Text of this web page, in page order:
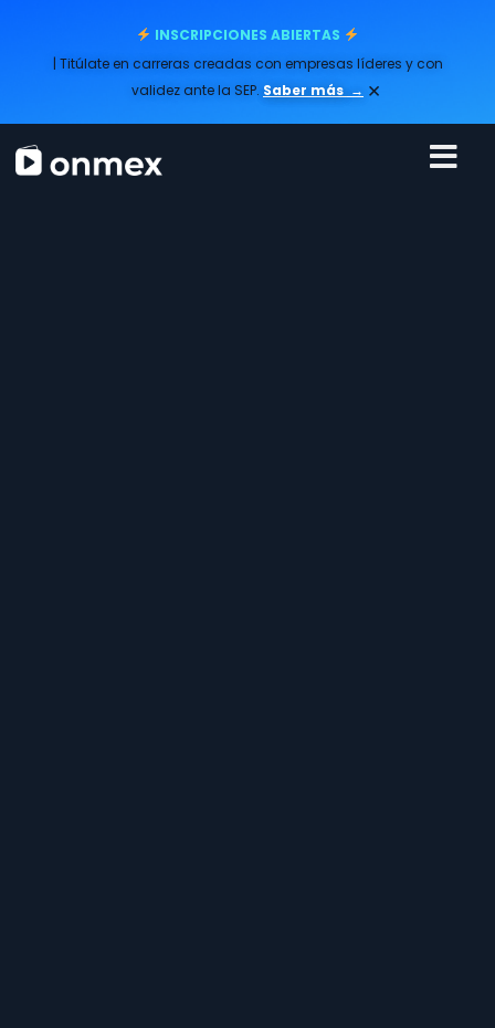
INSCRIPCIONES ABIERTAS
| Titúlate en carreras creadas con empresas líderes y con
validez ante la SEP. Saber más → ×